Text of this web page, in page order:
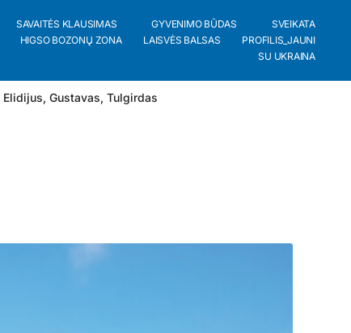
SAVAITĖS KLAUSIMAS GYVENIMO BŪDAS
SVEIKATA
HIGSO BOZONŲ ZONA LAISVĖS BALSAS
PROFILIS_JAUNI
SU UKRAINA
Elidijus, Gustavas, Tulgirdas